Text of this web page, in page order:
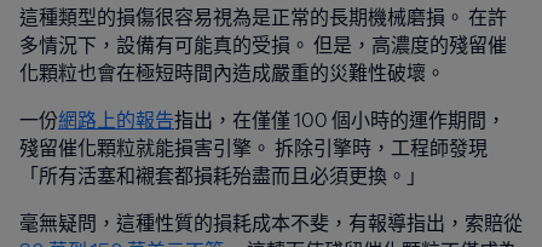
這種類型的損傷很容易視為是正常的長期機械磨損。 在許
多情況下，設備有可能真的受損。 但是，高濃度的殘留催
化顆粒也會在極短時間內造成嚴重的災難性破壞。
一份網路上的報告指出，在僅僅 100 個小時的運作期間，
殘留催化顆粒就能損害引擎。 拆除引擎時，工程師發現
「所有活塞和襯套都損耗殆盡而且必須更換。」
毫無疑問，這種性質的損耗成本不斐，有報導指出，索賠從